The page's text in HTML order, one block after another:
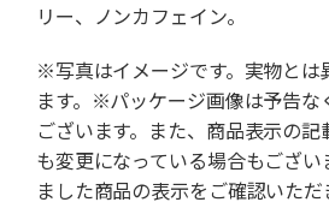
リー、ノンカフェイン。
※写真はイメージです。実物とは
ます。※パッケージ画像は予告な
ございます。また、商品表示の
も変更になっている場合もござい
ました商品の表示をご確認いた